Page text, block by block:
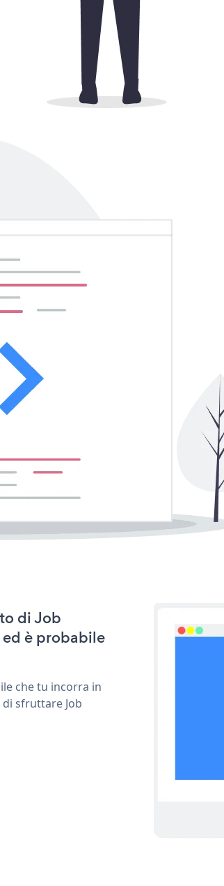
di Job
è probabile
che tu incorra in
sfruttare Job